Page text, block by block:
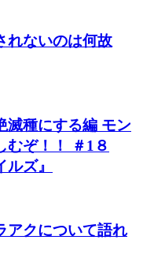
れないのは何故
滅種にする編 モン
むぞ！！ ＃1８
ズ』
アクについて語れ